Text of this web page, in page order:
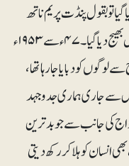
گیا تو بقول پنڈت پریم ناتھ
بزاز [م:۶جولائی ۱۹۸۴ء] ۱۰ہزار لوگوں کو جیل بھیج دیا گیا ۔ ۴۷ء سے ۱۹۵۳ء
کو دبا یا جا رہا تھا،
سے جاری ہماری جدوجہد
کی جانب سے جو بدترین
انسان کو ہلاکر رکھ دیتی